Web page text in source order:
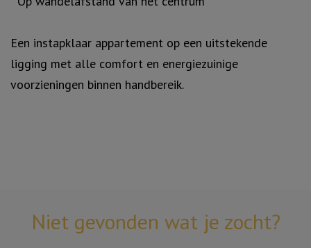
Een instapklaar appartement op een uitstekende
ligging met alle comfort en energiezuinige
voorzieningen binnen handbereik.
Niet gevonden wat je zocht?